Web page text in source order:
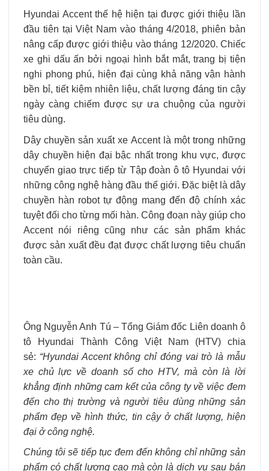
Hyundai Accent thế hệ hiện tại được giới thiệu lần
đầu tiên tại Việt Nam vào tháng 4/2018, phiên bản
nâng cấp được giới thiệu vào tháng 12/2020. Chiếc
xe ghi dấu ấn bởi ngoại hình bắt mắt, trang bị tiện
nghi phong phú, hiện đại cùng khả năng vận hành
bền bỉ, tiết kiệm nhiên liệu, chất lượng đáng tin cậy
ngày càng chiếm được sự ưa chuộng của người
tiêu dùng.
Dây chuyền sản xuất xe Accent là một trong những
dây chuyền hiện đại bậc nhất trong khu vực, được
chuyển giao trực tiếp từ Tập đoàn ô tô Hyundai với
những công nghệ hàng đầu thế giới. Đặc biệt là dây
chuyền hàn robot tự động mang đến độ chính xác
tuyệt đối cho từng mối hàn. Công đoạn này giúp cho
Accent nói riêng cũng như các sản phẩm khác
được sản xuất đều đạt được chất lượng tiêu chuẩn
toàn cầu.
Ông Nguyễn Anh Tú – Tổng Giám đốc Liên doanh ô
tô Hyundai Thành Công Việt Nam (HTV) chia
sẻ: “Hyundai Accent không chỉ đóng vai trò là mẫu
xe chủ lực về doanh số cho HTV, mà còn là lời
khẳng định những cam kết của công ty về việc đem
đến cho thị trường và người tiêu dùng những sản
phẩm đẹp về hình thức, tin cậy ở chất lượng, hiện
đại ở công nghệ.
Chúng tôi sẽ tiếp tục đem đến không chỉ những sản
phẩm có chất lượng cao mà còn là dịch vụ sau bán